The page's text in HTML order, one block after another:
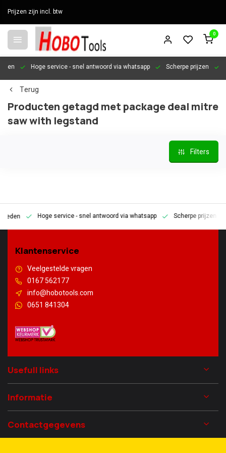
Prijzen zijn incl. btw
0
Hoge service- snel antwoord via whatsapp Scherpe prijzen
Terug
Producten getagd met package deal mitre
saw with legstand
Filters
Hoge service- snel antwoord via whatsapp Scherpe prijzen
Klantenservice
Veelgestelde vragen
0167 562177
info@hobotools.com
0651 841304
Usefull links
Informatie
Contactgegevens